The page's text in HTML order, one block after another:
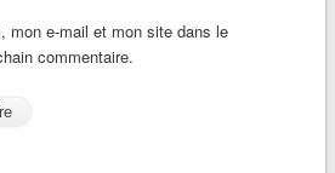
mon e-mail et mon site dans le
commentaire.